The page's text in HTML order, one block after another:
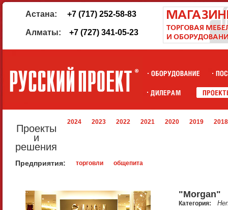
Астана: +7 (717) 252-58-83
Алматы: +7 (727) 341-05-23
Проекты
и
решения
2024 2023 2022 2021 2020 2019 2018
Предприятия: торговли общепита
"Morgan"
Категория: